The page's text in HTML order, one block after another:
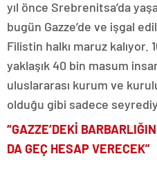
yıl önce Srebrenitsa’da
bugün Gazze’de ve işgal
Filistin halkı maruz kalıyor.
yaklaşık 40 bin masum
uluslararası kurum ve
olduğu gibi sadece
“GAZZE’DEKİ
DA GEÇ HESAP VERECEK”